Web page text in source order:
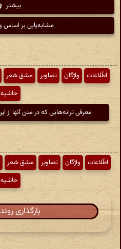
بیشتر
مشابه‌یابی بر اساس
اطّلاعات واژگان تصاویر مشق شعر
معرفی ترانه‌هایی که در متن آنها
اطّلاعات واژگان تصاویر مشق شعر
بارگذاری